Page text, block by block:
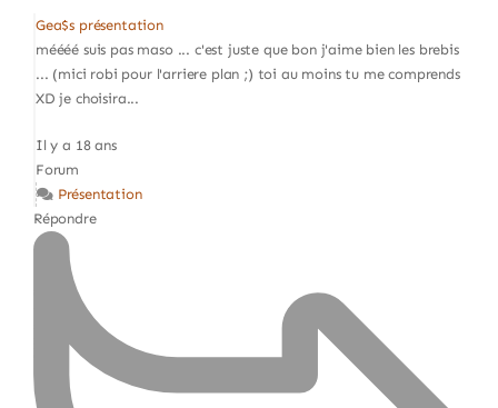
Gea$s présentation
méééé suis pas maso ... c'est juste que bon j'aime bien les brebis
... (mici robi pour l'arriere plan ;) toi au moins tu me comprends
XD je choisira...
Il y a 18 ans
Forum
Présentation
Répondre